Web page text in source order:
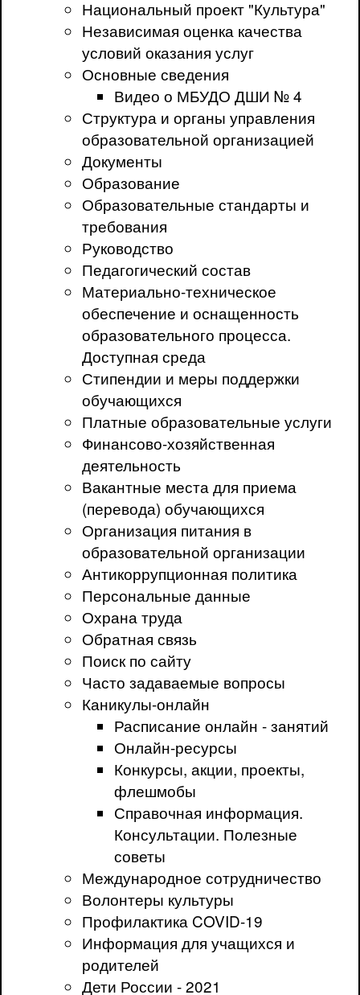
Национальный проект "Культура"
Независимая оценка качества
условий оказания услуг
Основные сведения
Видео о МБУДО ДШИ № 4
Структура и органы управления
образовательной организацией
Документы
Образование
Образовательные стандарты и
требования
Руководство
Педагогический состав
Материально-техническое
обеспечение и оснащенность
образовательного процесса.
Доступная среда
Стипендии и меры поддержки
обучающихся
Платные образовательные услуги
Финансово-хозяйственная
деятельность
Вакантные места для приема
(перевода) обучающихся
Организация питания в
образовательной организации
Антикоррупционная политика
Персональные данные
Охрана труда
Обратная связь
Поиск по сайту
Часто задаваемые вопросы
Каникулы-онлайн
Расписание онлайн - занятий
Онлайн-ресурсы
Конкурсы, акции, проекты,
флешмобы
Справочная информация.
Консультации. Полезные
советы
Международное сотрудничество
Волонтеры культуры
Профилактика COVID-19
Информация для учащихся и
родителей
Дети России - 2021